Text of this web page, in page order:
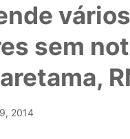
vários
sem
2014